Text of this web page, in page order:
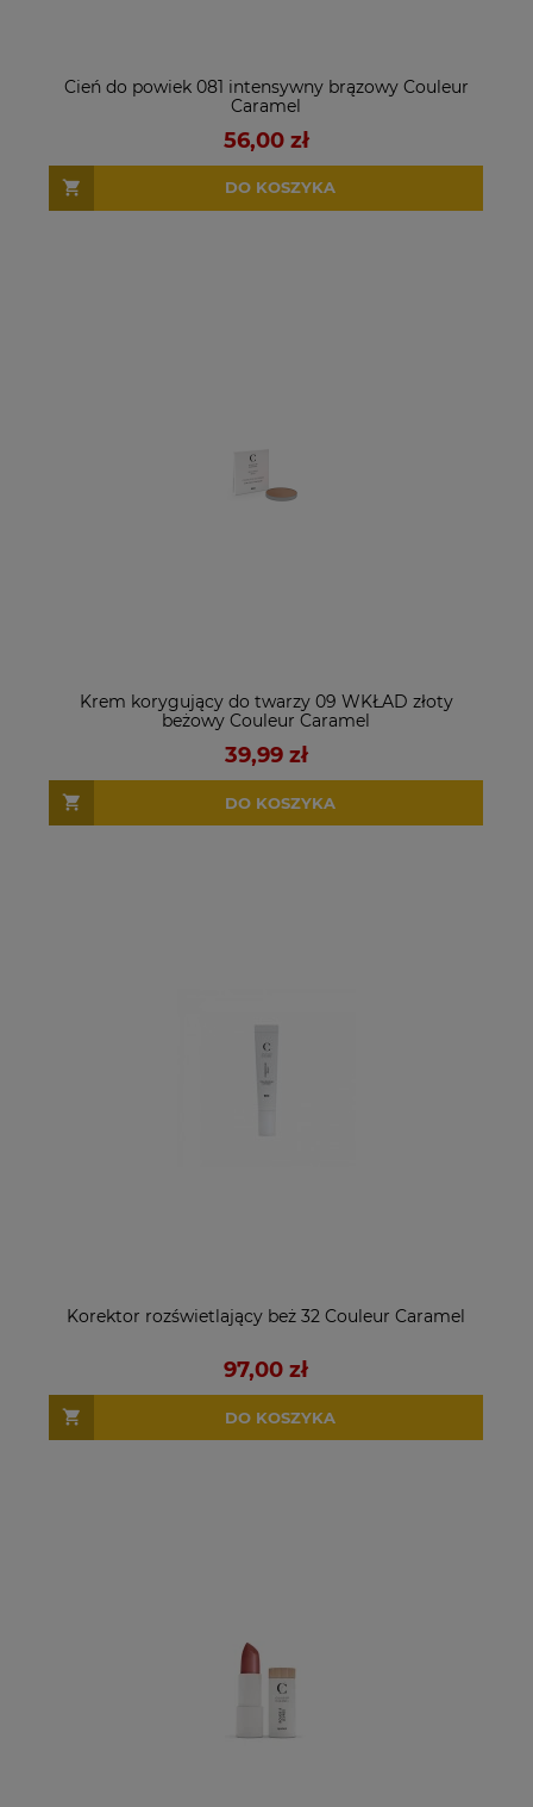
Cień do powiek 081 intensywny brązowy Couleur
Caramel
56,00 zł
DO KOSZYKA
Krem korygujący do twarzy 09 WKŁAD złoty
beżowy Couleur Caramel
39,99 zł
DO KOSZYKA
Korektor rozświetlający beż 32 Couleur Caramel
97,00 zł
DO KOSZYKA